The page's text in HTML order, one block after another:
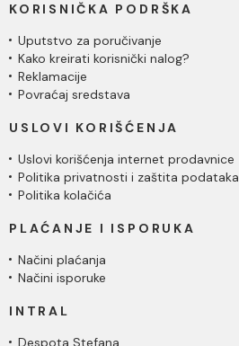
KORISNIČKA PODRŠKA
Uputstvo za poručivanje
Kako kreirati korisnički nalog?
Reklamacije
Povraćaj sredstava
USLOVI KORIŠĆENJA
Uslovi korišćenja internet prodavnice
Politika privatnosti i zaštita podataka
Politika kolačića
PLAĆANJE I ISPORUKA
Načini plaćanja
Načini isporuke
INTRAL
Despota Stefana